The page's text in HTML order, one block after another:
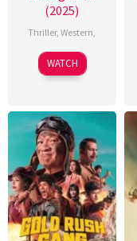
(2025)
Thriller,Western,
WATCH